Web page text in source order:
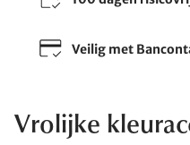
Veilig met
Vrolijke